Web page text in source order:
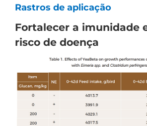
Rastros de aplicaçãos
Fortalecer a imunidade
risco de doença